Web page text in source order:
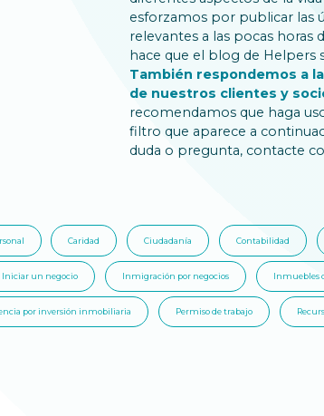
esforzamos por publicar las
relevantes a las pocas horas
hace que el blog de Helpers
También respondemos a
de nuestros clientes y
recomendamos que haga
filtro que aparece a
duda o pregunta, contacte
Caridad Ciudadanía Contabilidad
Iniciar un negocio Inmigración por negocios Inmuebles
por inversión inmobiliaria Permiso de trabajo